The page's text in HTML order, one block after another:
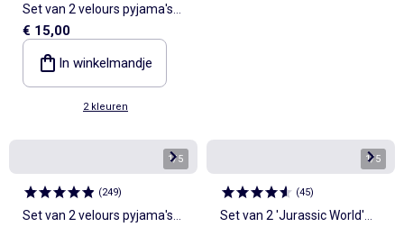
Set van 2 velours pyjama's
met voetjes
€ 15,00
In winkelmandje
2 kleuren
1/5
(249)
Set van 2 velours pyjama's
1/5
(45)
Set van 2 'Jurassic World'